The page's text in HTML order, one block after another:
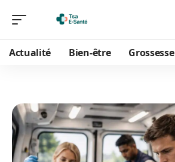
Actualité Bien-être Grossesse